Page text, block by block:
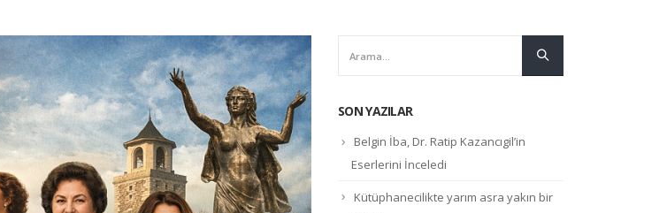
SON YAZILAR
Belgin İba, Dr. Ratip Kazancıgil’in
Eserlerini İnceledi
Kütüphanecilikte yarım asra yakın bir